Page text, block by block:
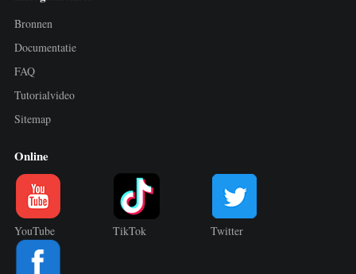
Bronnen
Documentatie
FAQ
Tutorialvideo
Sitemap
Online
YouTube TikTok Twitter